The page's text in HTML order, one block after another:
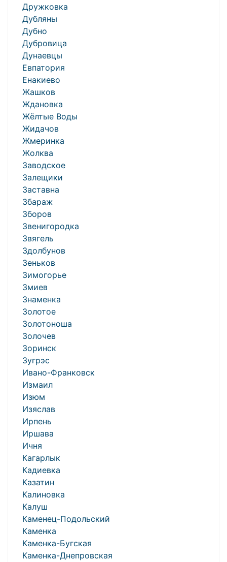
Дружковка
Дубляны
Дубно
Дубровица
Дунаевцы
Евпатория
Енакиево
Жашков
Ждановка
Жёлтые Воды
Жидачов
Жмеринка
Жолква
Заводское
Залещики
Заставна
Збараж
Зборов
Звенигородка
Звягель
Здолбунов
Зеньков
Зимогорье
Змиев
Знаменка
Золотое
Золотоноша
Золочев
Зоринск
Зугрэс
Ивано-Франковск
Измаил
Изюм
Изяслав
Ирпень
Иршава
Ичня
Кагарлык
Кадиевка
Казатин
Калиновка
Калуш
Каменец-Подольский
Каменка
Каменка-Бугская
Каменка-Днепровская